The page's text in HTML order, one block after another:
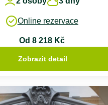
Online rezervace
Od 8 218 Kč
Zobrazit detail